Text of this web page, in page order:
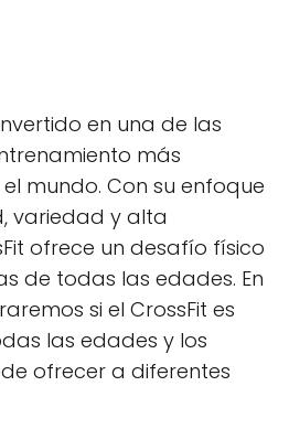
en una de las
más
mundo. Con su enfoque
variedad y alta
ofrece un desafío físico
de todas las edades. En
si el CrossFit es
las edades y los
ofrecer a diferentes